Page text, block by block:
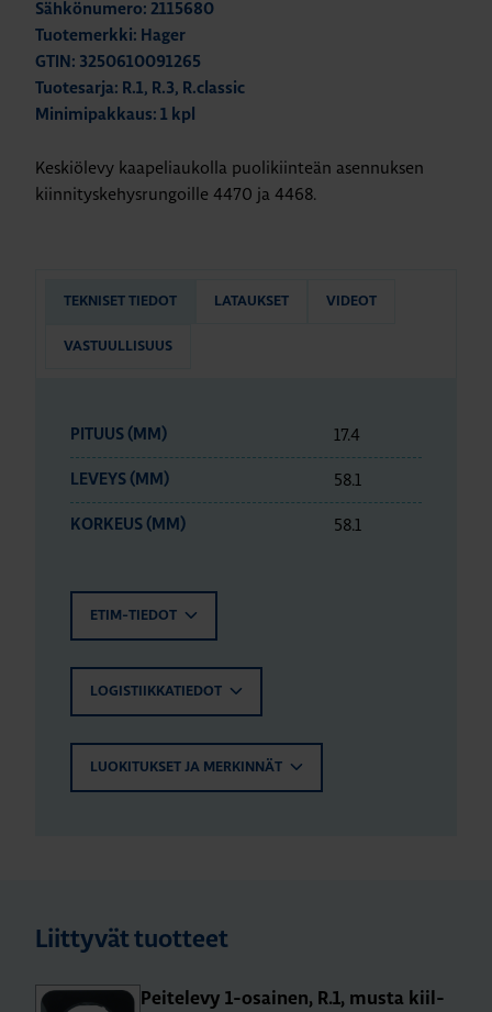
Sähkönumero: 2115680
Tuotemerkki: Hager
GTIN: 3250610091265
Tuotesarja: R.1, R.3, R.classic
Minimipakkaus: 1 kpl
Keskiölevy kaapeliaukolla puolikiinteän asennuksen
kiinnityskehysrungoille 4470 ja 4468.
TEKNISET TIEDOT LATAUKSET VIDEOT
VASTUULLISUUS
PITUUS (MM) 17.4
LEVEYS (MM) 58.1
KORKEUS (MM) 58.1
ETIM-TIEDOT
LOGISTIIKKATIEDOT
LUOKITUKSET JA MERKINNÄT
Liittyvät tuotteet
Pei­te­le­vy 1-osai­nen, R.1, musta kiil­